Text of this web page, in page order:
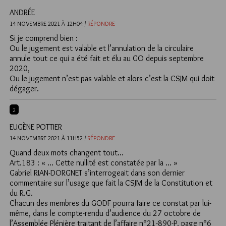
ANDRÉE
14 NOVEMBRE 2021 À 12H04 / RÉPONDRE
Si je comprend bien :
Ou le jugement est valable et l’annulation de la circulaire
annule tout ce qui a été fait et élu au GO depuis septembre
2020,
Ou le jugement n’est pas valable et alors c’est la CSJM qui doit
dégager.
2
EUGÈNE POTTIER
14 NOVEMBRE 2021 À 11H52 / RÉPONDRE
Quand deux mots changent tout…
Art.183 : « … Cette nullité est constatée par la … »
Gabriel RIAN-DORGNET s’interrogeait dans son dernier
commentaire sur l’usage que fait la CSJM de la Constitution et
du R.G.
Chacun des membres du GODF pourra faire ce constat par lui-
même, dans le compte-rendu d’audience du 27 octobre de
l’Assemblée Plénière traitant de l’affaire n°21-890-P, page n°6